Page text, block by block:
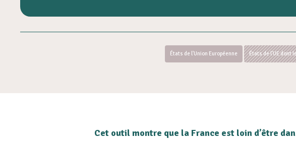
États de l'Union Européenne États de l'UE dont
Cet outil montre que la France est loin d’être